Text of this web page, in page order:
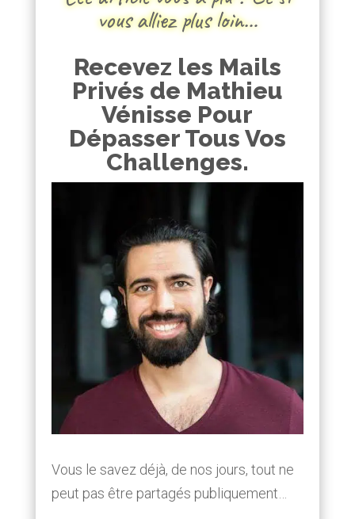
vous alliez plus loin…
Recevez les Mails
Privés de Mathieu
Vénisse Pour
Dépasser Tous Vos
Challenges.
Vous le savez déjà, de nos jours, tout ne
peut pas être partagés publiquement…